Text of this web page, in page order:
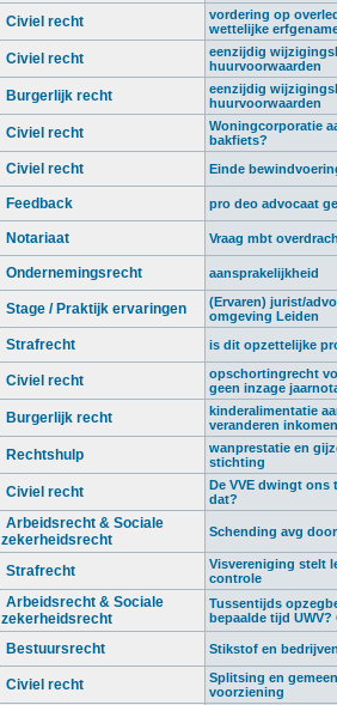
Civiel recht
vordering op
wettelijke
Civiel recht
eenzijdig
huurvoorwaarden
Burgerlijk recht
eenzijdig
huurvoorwaarden
Civiel recht
Woningcorporatie
bakfiets?
Civiel recht Einde
Feedback pro deo advocaat
Notariaat Vraag mbt
Ondernemingsrecht aansprakelijkheid
Stage / Praktijk ervaringen
(Ervaren) jurist/
omgeving Leiden
Strafrecht is dit opzettelijke
Civiel recht
opschortingrecht
geen inzage
Burgerlijk recht
kinderalimentatie
veranderen inkomen
Rechtshulp
wanprestatie en
stichting
Civiel recht
De VVE dwingt ons
dat?
Arbeidsrecht & Sociale
zekerheidsrecht
Schending avg
Strafrecht
Visvereniging stelt
controle
Arbeidsrecht & Sociale
zekerheidsrecht
Tussentijds
bepaalde tijd UWV?
Bestuursrecht Stikstof en
Civiel recht
Splitsing en
voorziening